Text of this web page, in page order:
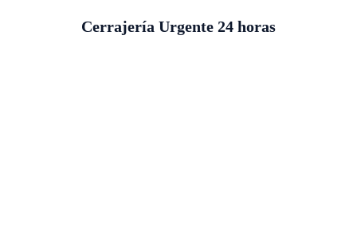
Cerrajería Urgente 24 horas